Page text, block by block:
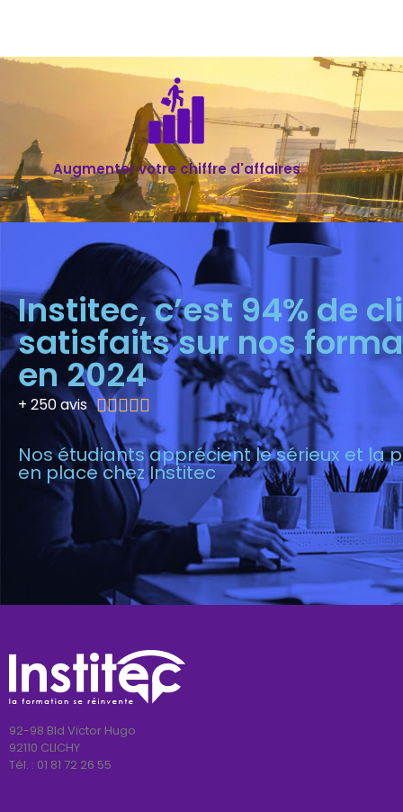
Augmenter votre chiffre d'affaires
Institec, c’est 94% de
satisfaits sur nos
en 2024
+ 250 avis 
Nos étudiants apprécient le sérieux et la
en place chez Institec
92-98 Bld Victor Hugo
92110 CLICHY
Tél. : 01 81 72 26 55